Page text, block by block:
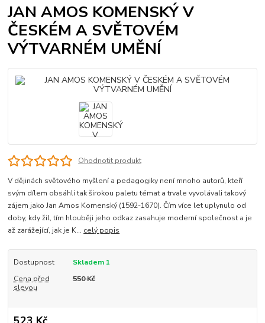
JAN AMOS KOMENSKÝ V
ČESKÉM A SVĚTOVÉM
VÝTVARNÉM UMĚNÍ
Ohodnotit produkt
V dějinách světového myšlení a pedagogiky není mnoho autorů, kteří
svým dílem obsáhli tak širokou paletu témat a trvale vyvolávali takový
zájem jako Jan Amos Komenský (1592-1670). Čím více let uplynulo od
doby, kdy žil, tím hlouběji jeho odkaz zasahuje moderní společnost a je
až zarážející, jak je K... celý popis
Dostupnost
Skladem 1
Cena před
slevou
550 Kč